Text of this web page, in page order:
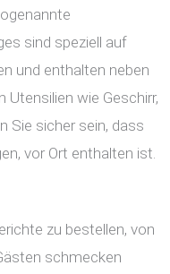
sind speziell auf
und enthalten neben
Utensilien wie Geschirr,
Sie sicher sein, dass
vor Ort enthalten ist.
zu bestellen, von
schmecken